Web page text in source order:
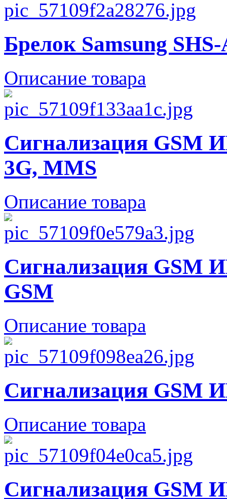
Брелок Samsung
Описание товара
Сигнализация GSM
3G, MMS
Описание товара
Сигнализация GSM
GSM
Описание товара
Сигнализация GSM
Описание товара
Сигнализация GSM